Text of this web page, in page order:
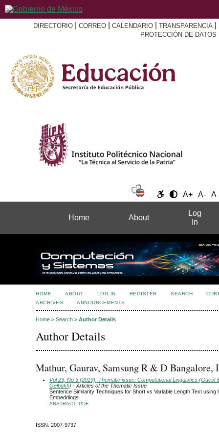
DIRECTORIO CORREO CALENDARIO TRANSPARENCIA
PROTECCIÓN DE DATOS
A+ A- A
Home About
Log
In
HOME ABOUT LOG IN REGISTER SEARCH
ARCHIVES
ANNOUNCEMENTS
Home > Search > Author Details
Author Details
Mathur, Gaurav, Samsung R & D Bangalore,
Vol 23, No 3 (2019): Thematic issue: Computational Linguistics (Guest
Gelbukh) - Articles of the Thematic Issue
Sentence Similarity Techniques for Short vs Variable Length Text using
Embeddings
ABSTRACT PDF
ISSN: 2007-9737